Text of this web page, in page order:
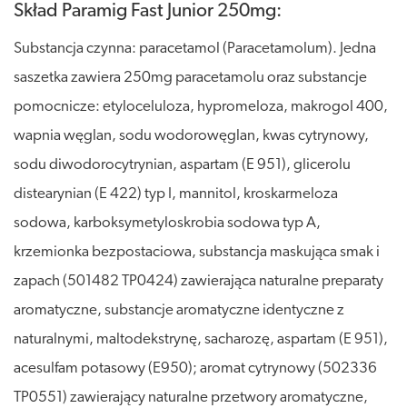
Skład Paramig Fast Junior 250mg:
Substancja czynna: paracetamol (Paracetamolum). Jedna
saszetka zawiera 250mg paracetamolu oraz substancje
pomocnicze: etyloceluloza, hypromeloza, makrogol 400,
wapnia węglan, sodu wodorowęglan, kwas cytrynowy,
sodu diwodorocytrynian, aspartam (E 951), glicerolu
distearynian (E 422) typ I, mannitol, kroskarmeloza
sodowa, karboksymetyloskrobia sodowa typ A,
krzemionka bezpostaciowa, substancja maskująca smak i
zapach (501482 TP0424) zawierająca naturalne preparaty
aromatyczne, substancje aromatyczne identyczne z
naturalnymi, maltodekstrynę, sacharozę, aspartam (E 951),
acesulfam potasowy (E950); aromat cytrynowy (502336
TP0551) zawierający naturalne przetwory aromatyczne,